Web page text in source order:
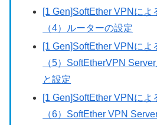
[1 Gen]SoftEther VPNに
（4）ルーターの設定
[1 Gen]SoftEther VPNに
（5）SoftEtherVPN
と設定
[1 Gen]SoftEther VPNに
（6）SoftEther VPN